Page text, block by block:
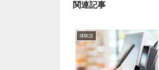
関連記事
体験談